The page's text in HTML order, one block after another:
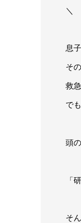
＼
息
そ
救
で
頭
「
そ